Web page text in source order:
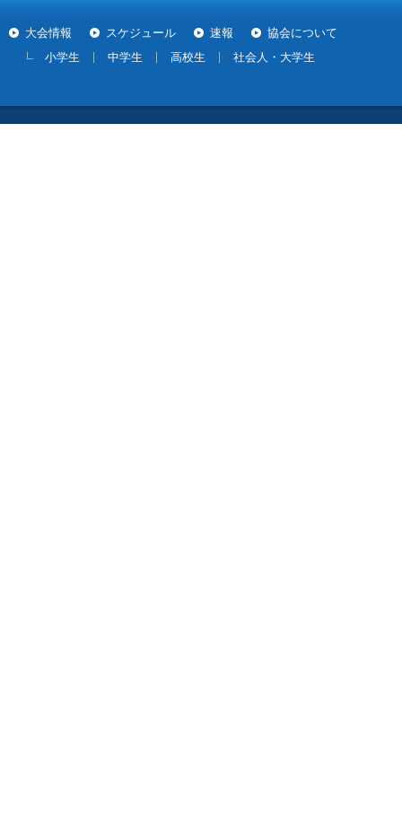
大会情報 スケジュール 速報
協会について
小学生
中学生 高校生 社会人・大学生